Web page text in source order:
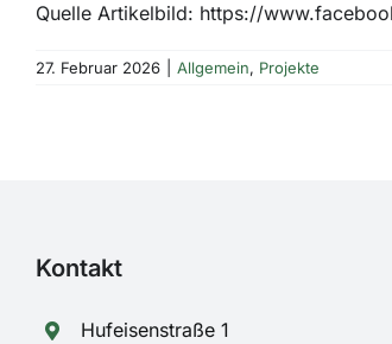
Quelle Artikelbild: https://
27. Februar 2026 Allgemein, Projekte
Kontakt
Hufeisenstraße 1